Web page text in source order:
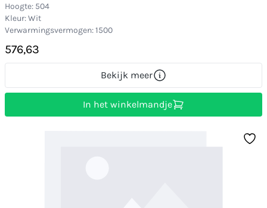
Hoogte: 504
Kleur: Wit
Verwarmingsvermogen: 1500
576,63
Bekijk meer
In het winkelmandje